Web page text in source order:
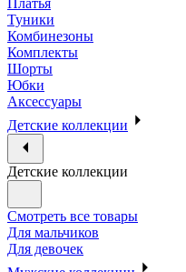
Платья
Туники
Комбинезоны
Комплекты
Шорты
Юбки
Аксессуары
Детские коллекции
Детские коллекции
Смотреть все товары
Для мальчиков
Для девочек